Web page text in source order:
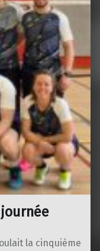
la cinquième